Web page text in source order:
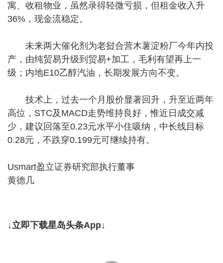
寓、收租物业，虽然录得轻微亏损，但租金收入升
36%，现金流稳定。
未来两大催化剂为老挝合营木薯淀粉厂今年内投
产，由纯贸易升级到贸易+加工，毛利有望再上一
级；内地E10乙醇汽油，长期发展方向不变。
技术上，过去一个月股价显著回升，升至近两年
高位，STC及MACD走势维持良好，惟近日成交减
少，建议回落至0.23元水平小住吸纳，中长线目标
0.28元，不跌穿0.199元可继续持有。
Usmart盈立证券研究部执行董事
黄德几
↓立即下载星岛头条App↓